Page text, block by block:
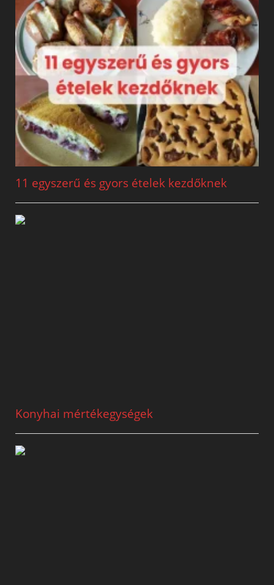
11 egyszerű és gyors ételek kezdőknek
Konyhai mértékegységek